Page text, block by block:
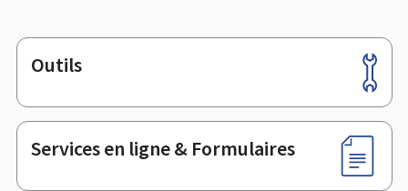
Pied
de
page
Outils
Services en ligne & Formulaires